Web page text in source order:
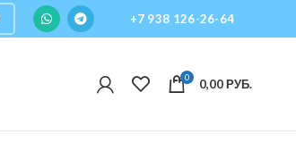
+7 938 126-26-64
0 0,00РУБ.